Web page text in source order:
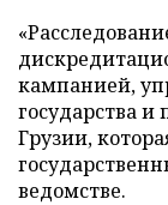
кампанией,
государства
Грузии,
ведомстве.